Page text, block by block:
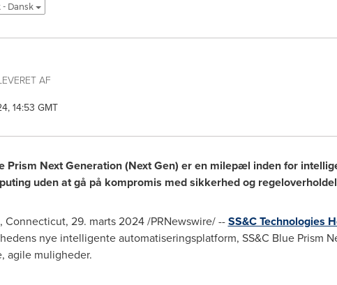
Dansk
AF
14:53 GMT
Prism Next Generation (Next Gen) er en milepæl inden for
uden at gå på kompromis med sikkerhed og
Connecticut, 29. marts 2024/PRNewswire/ --SS&C Technologies
nye intelligente automatiseringsplatform, SS&C Blue Prism
agile muligheder.